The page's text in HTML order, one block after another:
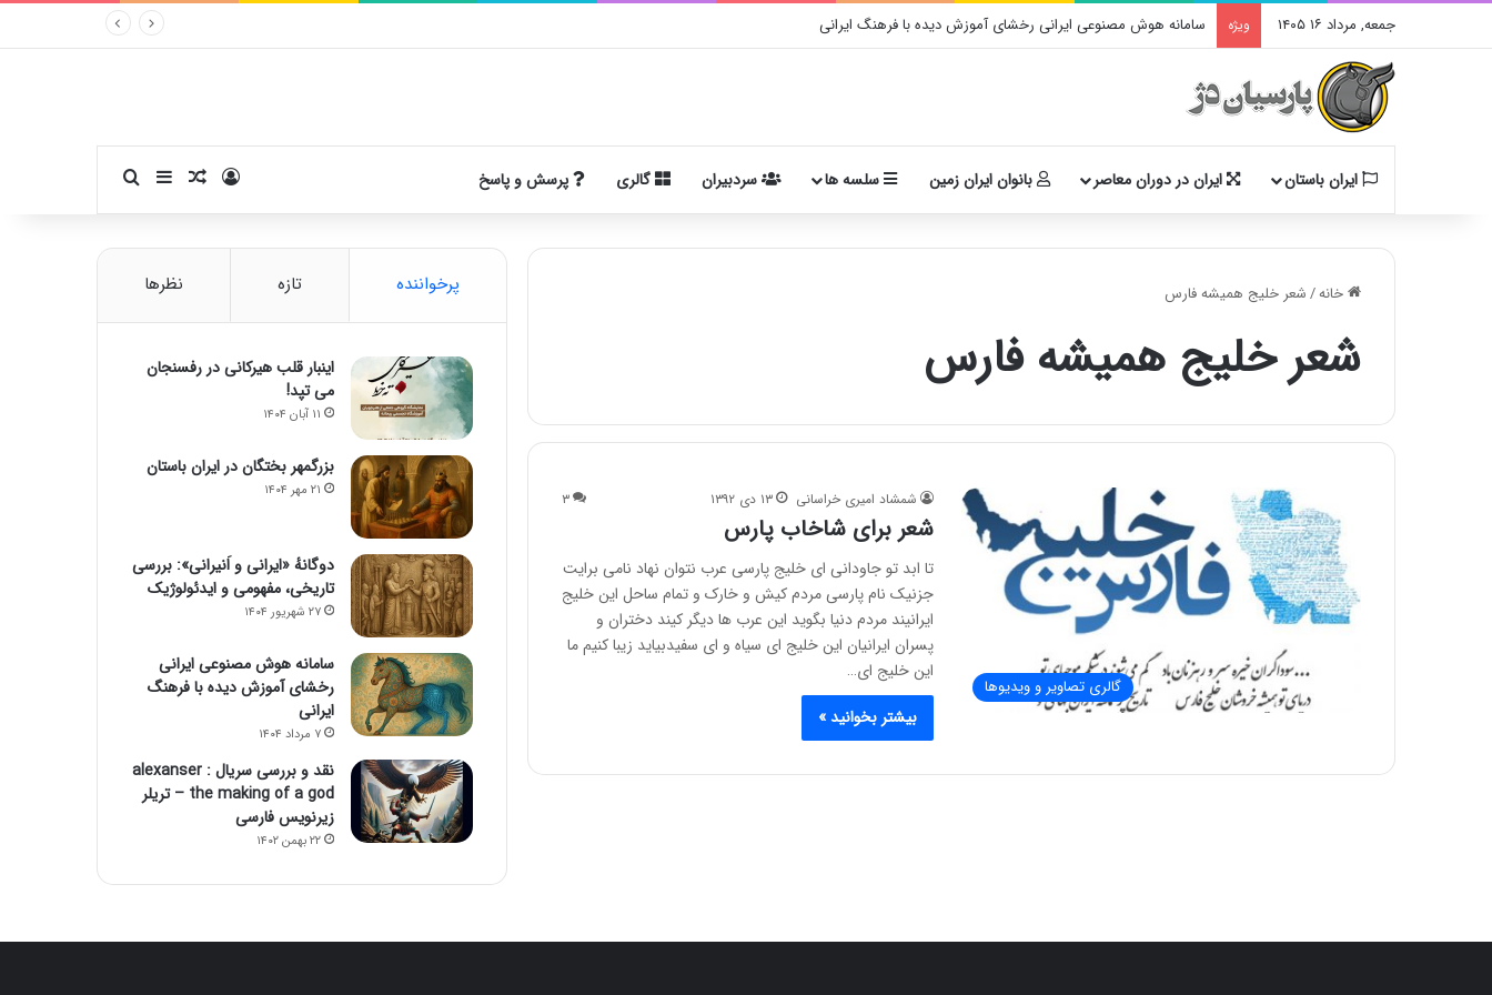
جمعه, مرداد ۱۶ ۱۴۰۵ ویژه سامانه هوش مصنوعی ایرانی رخشای آموزش دیده با فرهنگ ایرانی
ایران باستان ایران در دوران معاصر بانوان ایران زمین سلسه ها سردبیران گالری پرسش و پاسخ ورودنوشته تصادفی
سایدبارجستجو برای
خانه/شعر خلیج همیشه فارس
شعر خلیج همیشه فارس
گالری تصاویر و ویدیوها
شمشاد امیری خراسانی ۱۳ دی ۱۳۹۲ ۳
شعر برای شاخاب پارس
تا ابد تو جاودانی ای خلیج پارسی عرب نتوان نهاد نامی برایت
جزنیک نام پارسی مردم کیش و خارک و تمام ساحل این خلیج
ایرانیند مردم دنیا بگوید این عرب ها دیگر کیند دختران و
پسران ایرانیان این خلیج ای سیاه و ای سفیدبیاید زیبا کنیم ما
این خلیج ای…
بیشتر بخوانید »
پرخواننده تازه نظرها
اینبار قلب هیرکانی در رفسنجان
می تپد!
۱۱ آبان ۱۴۰۴
بزرگمهر بختگان در ایران باستان
۲۱ مهر ۱۴۰۴
دوگانهٔ «ایرانی و اَنیرانی»: بررسی
تاریخی، مفهومی و ایدئولوژیک
۲۷ شهریور ۱۴۰۴
سامانه هوش مصنوعی ایرانی
رخشای آموزش دیده با فرهنگ
ایرانی
۷ مرداد ۱۴۰۴
نقد و بررسی سریال alexanser :
the making of a god – تریلر
زیرنویس فارسی
۲۲ بهمن ۱۴۰۲